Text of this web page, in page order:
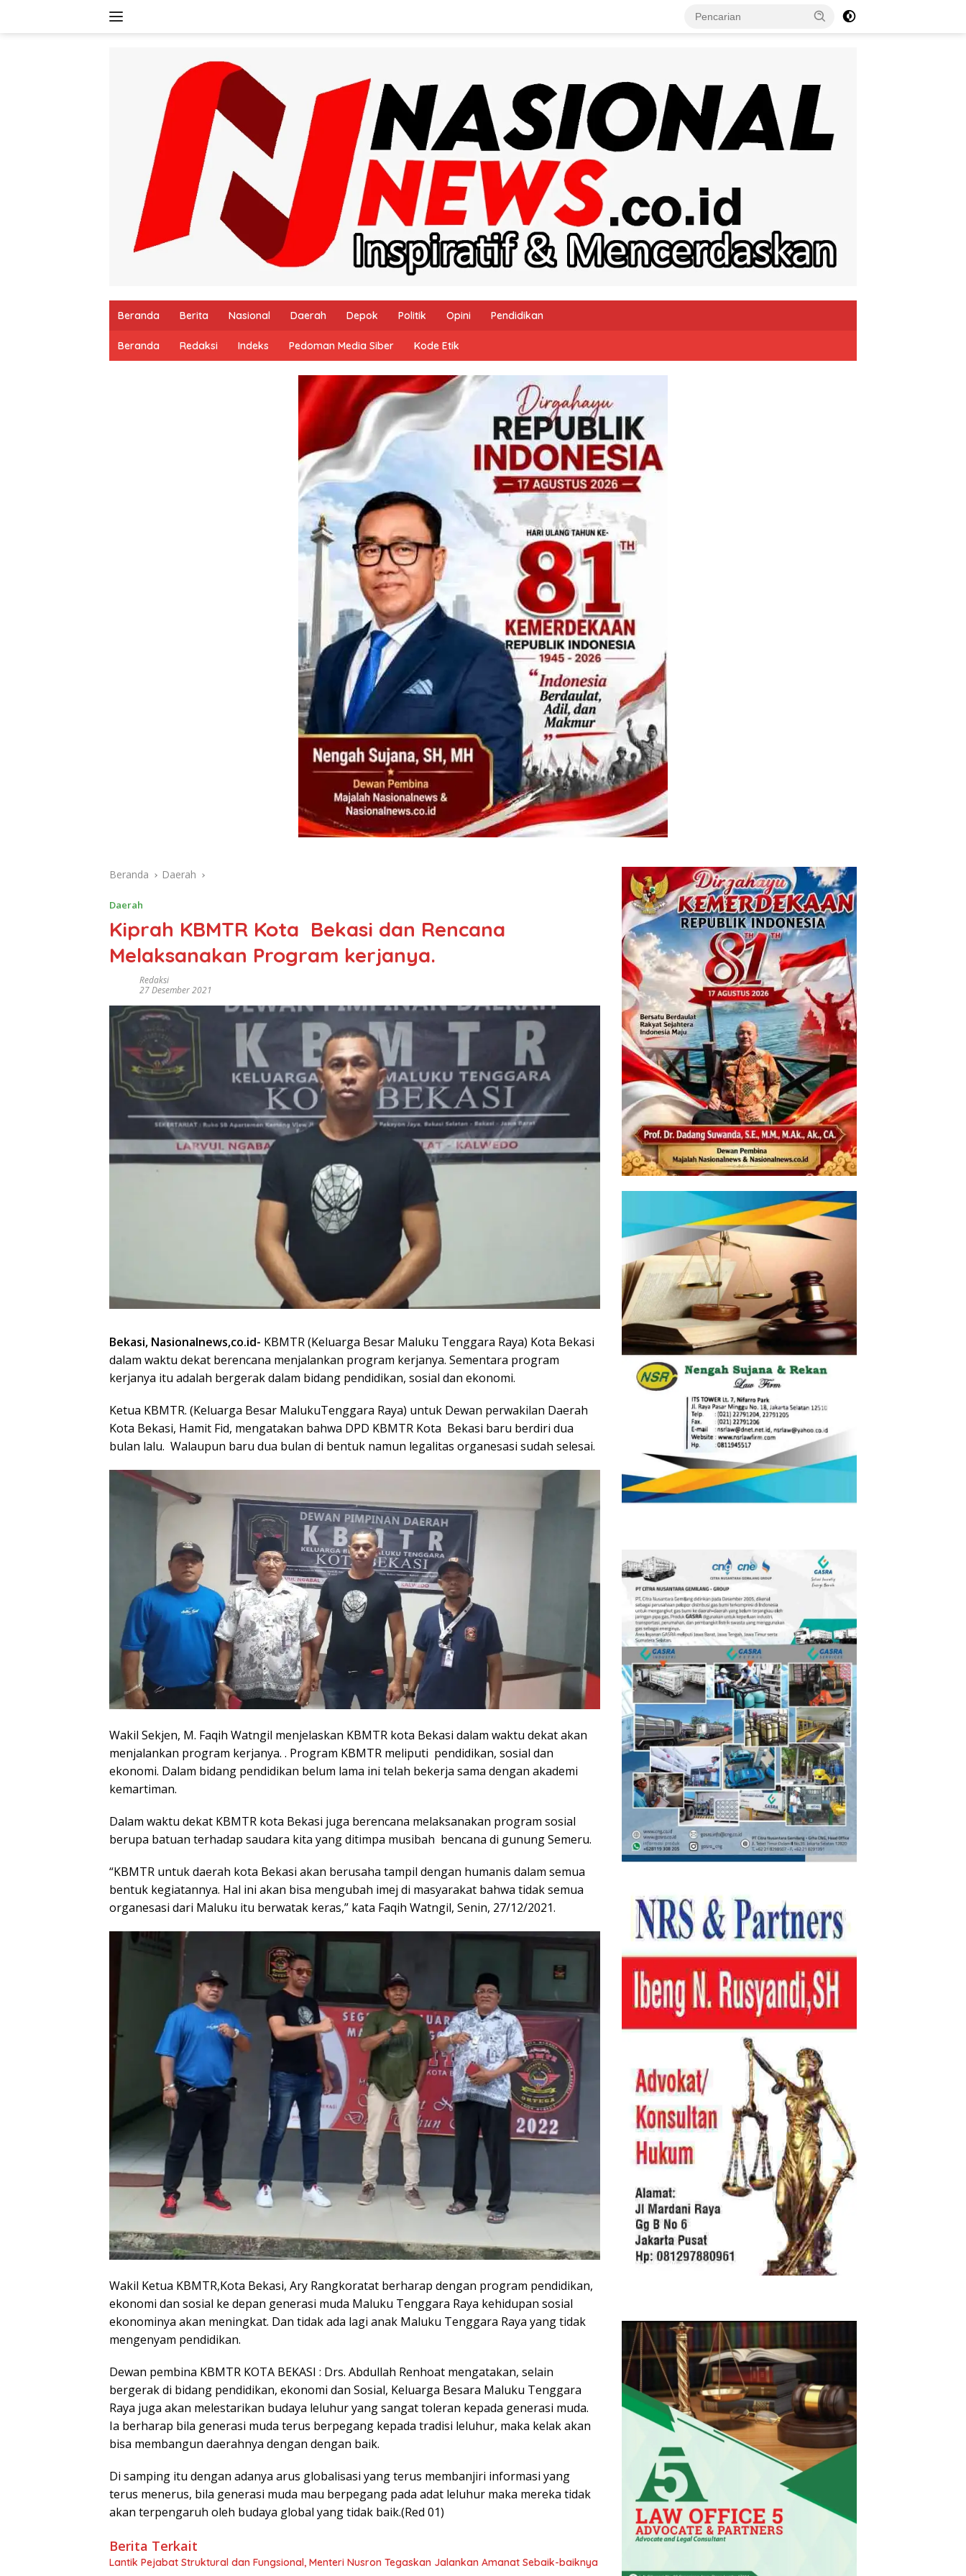
Beranda Berita Nasional Daerah Depok Politik Opini Pendidikan
Beranda Redaksi Indeks Pedoman Media Siber Kode Etik
Beranda Daerah
Daerah
Kiprah KBMTR Kota Bekasi dan Rencana
Melaksanakan Program kerjanya.
Redaksi
27 Desember 2021
Bekasi, Nasionalnews,co.id- KBMTR (Keluarga Besar Maluku Tenggara Raya) Kota Bekasi
dalam waktu dekat berencana menjalankan program kerjanya. Sementara program
kerjanya itu adalah bergerak dalam bidang pendidikan, sosial dan ekonomi.
Ketua KBMTR. (Keluarga Besar MalukuTenggara Raya) untuk Dewan perwakilan Daerah
Kota Bekasi, Hamit Fid, mengatakan bahwa DPD KBMTR Kota Bekasi baru berdiri dua
bulan lalu. Walaupun baru dua bulan di bentuk namun legalitas organesasi sudah selesai.
Wakil Sekjen, M. Faqih Watngil menjelaskan KBMTR kota Bekasi dalam waktu dekat akan
menjalankan program kerjanya. . Program KBMTR meliputi pendidikan, sosial dan
ekonomi. Dalam bidang pendidikan belum lama ini telah bekerja sama dengan akademi
kemartiman.
Dalam waktu dekat KBMTR kota Bekasi juga berencana melaksanakan program sosial
berupa batuan terhadap saudara kita yang ditimpa musibah bencana di gunung Semeru.
“KBMTR untuk daerah kota Bekasi akan berusaha tampil dengan humanis dalam semua
bentuk kegiatannya. Hal ini akan bisa mengubah imej di masyarakat bahwa tidak semua
organesasi dari Maluku itu berwatak keras,” kata Faqih Watngil, Senin, 27/12/2021.
Wakil Ketua KBMTR,Kota Bekasi, Ary Rangkoratat berharap dengan program pendidikan,
ekonomi dan sosial ke depan generasi muda Maluku Tenggara Raya kehidupan sosial
ekonominya akan meningkat. Dan tidak ada lagi anak Maluku Tenggara Raya yang tidak
mengenyam pendidikan.
Dewan pembina KBMTR KOTA BEKASI : Drs. Abdullah Renhoat mengatakan, selain
bergerak di bidang pendidikan, ekonomi dan Sosial, Keluarga Besara Maluku Tenggara
Raya juga akan melestarikan budaya leluhur yang sangat toleran kepada generasi muda.
Ia berharap bila generasi muda terus berpegang kepada tradisi leluhur, maka kelak akan
bisa membangun daerahnya dengan dengan baik.
Di samping itu dengan adanya arus globalisasi yang terus membanjiri informasi yang
terus menerus, bila generasi muda mau berpegang pada adat leluhur maka mereka tidak
akan terpengaruh oleh budaya global yang tidak baik.(Red 01)
Berita Terkait
Lantik Pejabat Struktural dan Fungsional, Menteri Nusron Tegaskan Jalankan Amanat Sebaik-baiknya